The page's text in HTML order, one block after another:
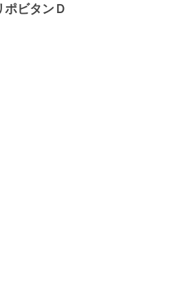
ポビタンＤ